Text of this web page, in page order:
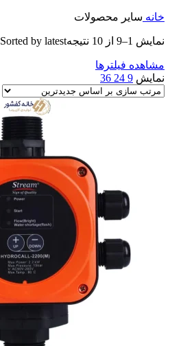
خانه سایر محصولات
نمایش 1–9 از 10 نتیجه Sorted by latest
مشاهده فیلترها
نمایش 9
24
36